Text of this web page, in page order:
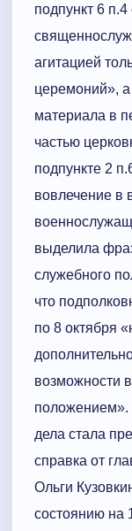
подпункт 6
агитацией
церемоний»,
материала в
частью
подпункте 2
вовлечение в
выделила
служебного
что
по 8 октября
возможности
дела стала
справка от
Ольги
состоянию на